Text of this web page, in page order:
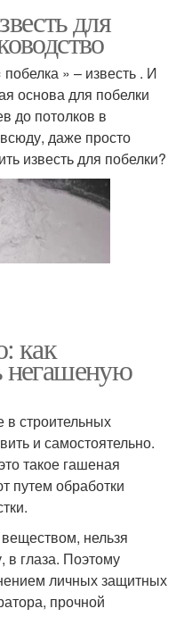
для
» – известь . И
основа для побелки
до потолков в
даже просто
известь для побелки?
как
негашеную
в строительных
и самостоятельно.
такое гашеная
путем обработки
нельзя
в глаза. Поэтому
личных защитных
прочной